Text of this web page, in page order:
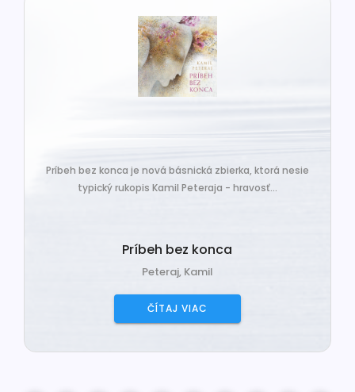
Príbeh bez konca je nová básnická zbierka, ktorá nesie
typický rukopis Kamil Peteraja - hravosť...
Príbeh bez konca
Peteraj, Kamil
ČÍTAJ VIAC